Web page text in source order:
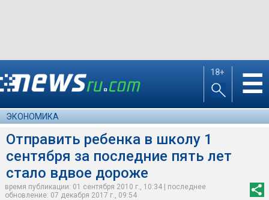
18+ ☰
ЭКОНОМИКА
Отправить ребенка в школу 1
сентября за последние пять лет
стало вдвое дороже
время публикации: 01 сентября 2010 г., 10:34 | последнее
обновление: 07 декабря 2017 г., 09:54